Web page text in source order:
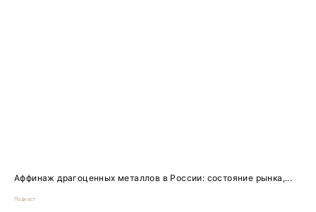
Аффинаж драгоценных металлов в России: состояние рынка,...
Подкаст